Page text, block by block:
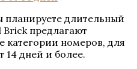
длительный
Brick предлагают
категории номеров, для
14 дней и более.